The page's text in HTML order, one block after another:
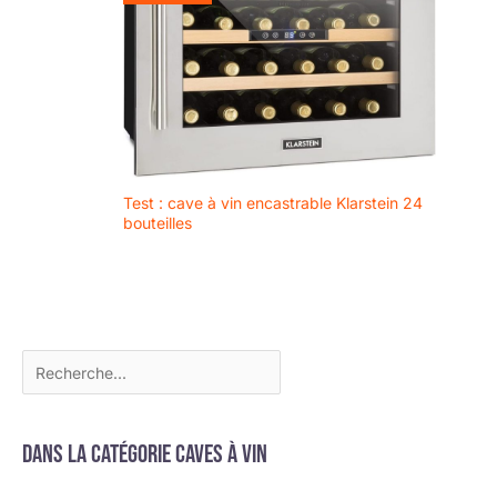
Test : cave à vin encastrable Klarstein 24
bouteilles
Dans la catégorie Caves à vin